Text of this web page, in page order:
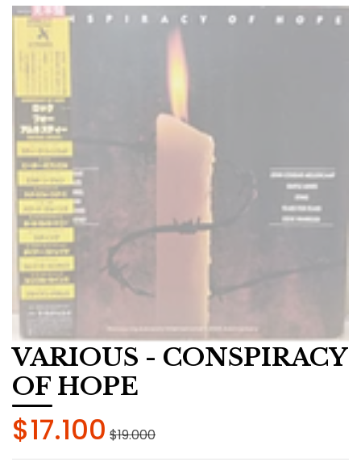
VARIOUS - CONSPIRACY
OF HOPE
$17.100 $19.000